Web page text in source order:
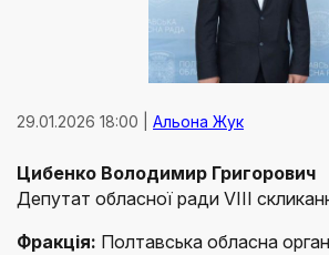
29.01.2026 18:00 | Альона Жук
Цибенко Володимир Григорович
Депутат обласної ради VIII
Фракція: Полтавська обласна